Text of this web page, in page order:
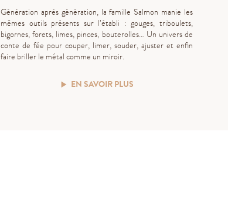
Génération après génération, la famille Salmon manie les
mêmes outils présents sur l’établi : gouges, triboulets,
bigornes, forets, limes, pinces, bouterolles… Un univers de
conte de fée pour couper, limer, souder, ajuster et enfin
faire briller le métal comme un miroir.
EN SAVOIR PLUS